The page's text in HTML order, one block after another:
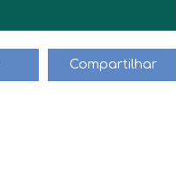
Compartilhar